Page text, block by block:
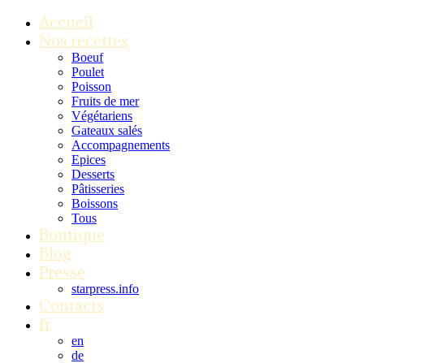
Accueil
Nos recettes
Boeuf
Poulet
Poisson
Fruits de mer
Végétariens
Gateaux salés
Accompagnements
Epices
Desserts
Pâtisseries
Boissons
Tous
Boutique
Blog
Presse
starpress.info
Contacts
fr
en
de